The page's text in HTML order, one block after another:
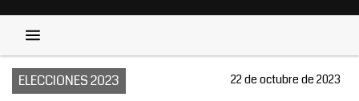
ELECCIONES 2023 22 de octubre de 2023